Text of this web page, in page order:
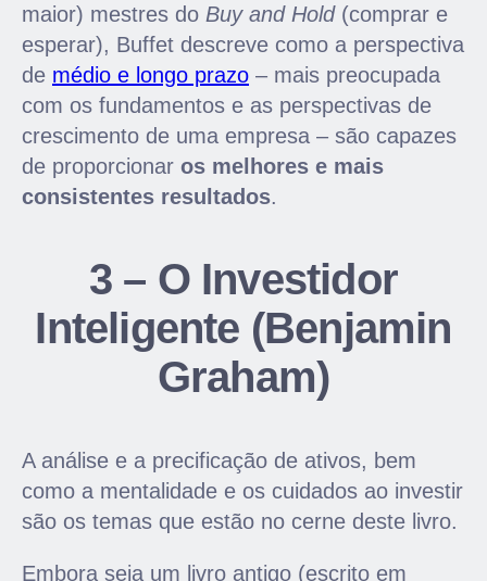
maior) mestres do Buy and Hold(comprar e
esperar), Buffet descreve como a perspectiva
de médio e longo prazo – mais preocupada
com os fundamentos e as perspectivas de
crescimento de uma empresa – são capazes
de proporcionar os melhores e mais
consistentes resultados.
3 – O Investidor
Inteligente (Benjamin
Graham)
A análise e a precificação de ativos, bem
como a mentalidade e os cuidados ao investir
são os temas que estão no cerne deste livro.
Embora seja um livro antigo (escrito em